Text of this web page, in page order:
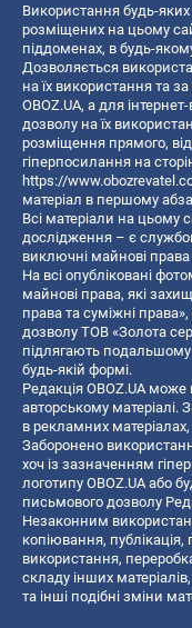
Використання будь-яких
розміщених на цьому
піддоменах, в будь-
Дозволяється
на їх використання та
OBOZ.UA, а для
дозволу на їх
розміщення прямого,
гіперпосилання на
https://
матеріал в першому
Всі матеріали на цьому
дослідження – є
виключні майнові
На всі опубліковані
майнові права, які
права та суміжні
дозволу ТОВ «Золота
підлягають
будь-якій формі.
Редакція OBOZ.UA може
авторському матеріалі.
в рекламних
Заборонено
хоч із зазначенням
логотипу OBOZ.UA або
письмового дозволу
Незаконним
копiювання, публiкацiя,
використання,
складу інших
та інші подібні зміни